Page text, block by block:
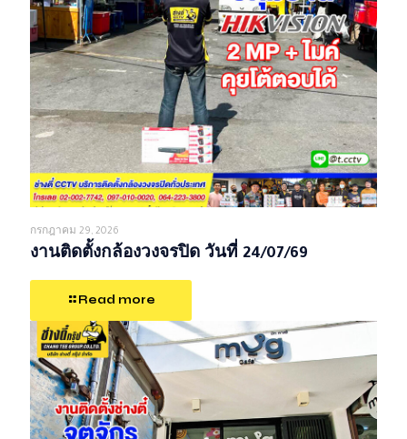
กรกฎาคม 29, 2026
งานติดตั้งกล้องวงจรปิด วันที่ 24/07/69
Read more